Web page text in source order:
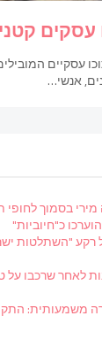
עסקיים
אנשי…
בסמוך לחופי
כ"חיוביות"
רקע "השתלטות
לאחר שרכבו על
משמעותית: